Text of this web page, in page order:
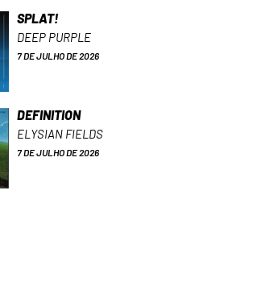
SPLAT!
DEEP PURPLE
7 DE JULHO DE 2026
DEFINITION
ELYSIAN FIELDS
7 DE JULHO DE 2026